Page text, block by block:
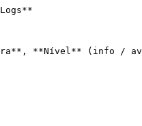
**Nível** (info /